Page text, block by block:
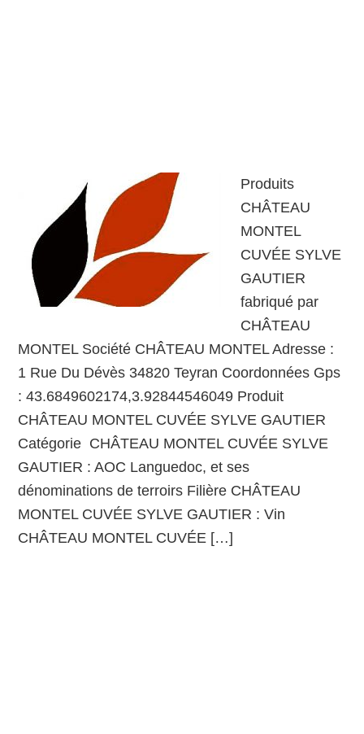
Produits
CHÂTEAU
MONTEL
CUVÉE SYLVE
GAUTIER
fabriqué par
CHÂTEAU
MONTEL Société CHÂTEAU MONTEL Adresse :
1 Rue Du Dévès 34820 Teyran Coordonnées Gps
: 43.6849602174,3.92844546049 Produit
CHÂTEAU MONTEL CUVÉE SYLVE GAUTIER
Catégorie CHÂTEAU MONTEL CUVÉE SYLVE
GAUTIER : AOC Languedoc, et ses
dénominations de terroirs Filière CHÂTEAU
MONTEL CUVÉE SYLVE GAUTIER : Vin
CHÂTEAU MONTEL CUVÉE […]